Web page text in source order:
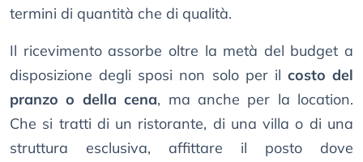
termini di quantità che di qualità.
Il ricevimento assorbe oltre la metà del budget a
disposizione degli sposi non solo per il costo del
pranzo o della cena, ma anche per la location.
Che si tratti di un ristorante, di una villa o di una
struttura esclusiva, affittare il posto dove